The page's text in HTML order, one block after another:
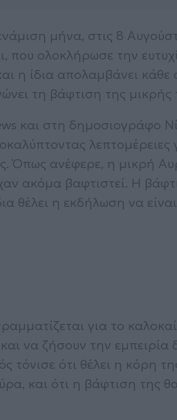
μήνα, στις 8
που ολοκλήρωσε την
η ίδια απολαμβάνει
τη βάφτιση της μικρής
και στη δημοσιογράφο
Όπως ανέφερε, η μικρή
ακόμα βαφτιστεί. Η
θέλει η εκδήλωση να είναι
για το
να ζήσουν την εμπειρία
ότι θέλει η κόρη
και ότι η βάφτιση της